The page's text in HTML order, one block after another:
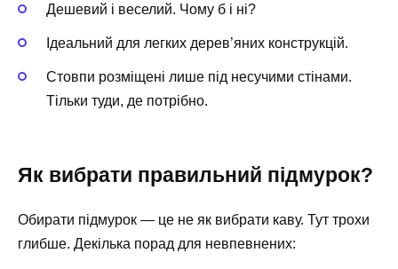
Дешевий і веселий. Чому б і ні?
Ідеальний для легких дерев’яних конструкцій.
Стовпи розміщені лише під несучими стінами.
Тільки туди, де потрібно.
Як вибрати правильний підмурок?
Обирати підмурок — це не як вибрати каву. Тут трохи
глибше. Декілька порад для невпевнених: